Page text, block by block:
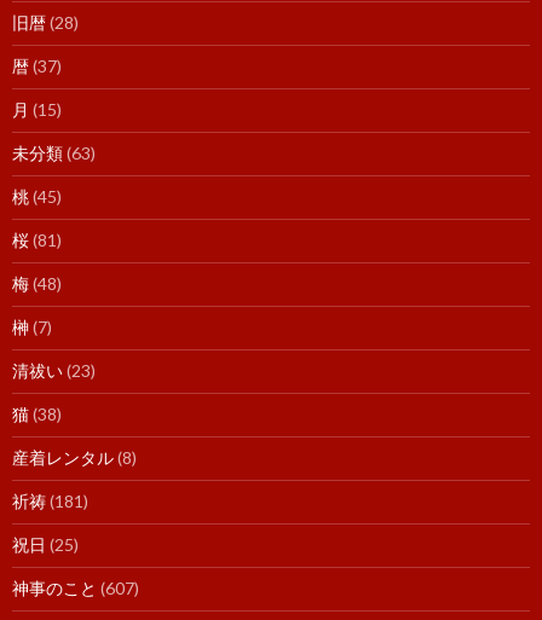
旧暦(28)
暦(37)
月 (15)
未分類(63)
桃(45)
桜(81)
梅(48)
榊(7)
清祓い(23)
猫(38)
産着レンタル(8)
祈祷(181)
祝日 (25)
神事のこと (607)